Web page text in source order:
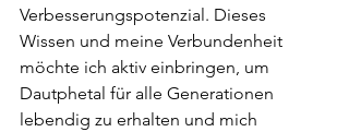
Verbesserungspotenzial. Dieses
Wissen und meine Verbundenheit
möchte ich aktiv einbringen, um
Dautphetal für alle Generationen
lebendig zu erhalten und mich